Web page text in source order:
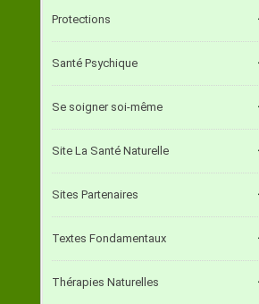
Protections
Santé Psychique
Se soigner soi-même
Site La Santé Naturelle
Sites Partenaires
Textes Fondamentaux
Thérapies Naturelles